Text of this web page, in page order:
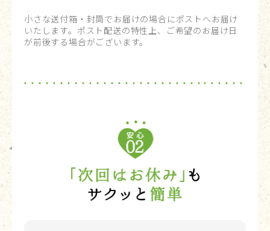
小さな送付箱・封筒でお届けの場合にポストへお届け
いたします。ポスト配送の特性上、ご希望のお届け日
が前後する場合がございます。